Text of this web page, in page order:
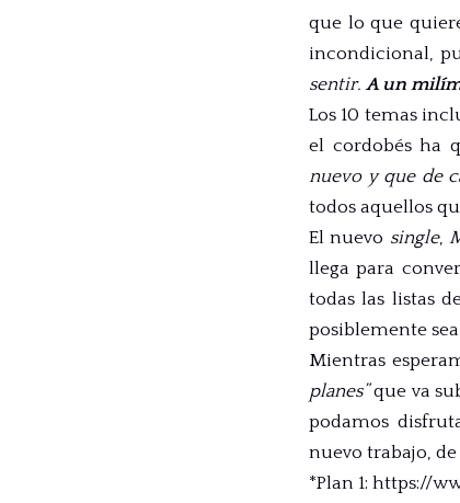
que lo que
incondicional,
sentir.A un
Los 10 temas
el cordobés ha
nuevo y que de
todos aquellos
El nuevo single,
llega para
todas las listas
posiblemente sea
Mientras
planes”que va
podamos
nuevo trabajo,
*Plan 1: https://